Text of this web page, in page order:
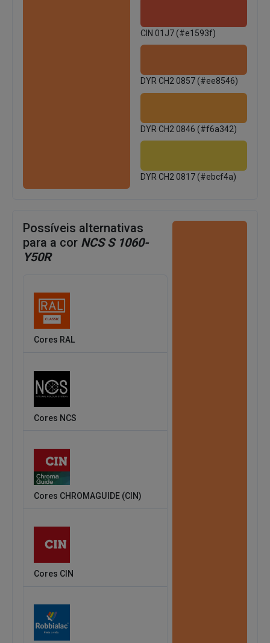
CIN 01J7 (#e1593f)
DYR CH2 0857 (#ee8546)
DYR CH2 0846 (#f6a342)
DYR CH2 0817 (#ebcf4a)
Possíveis alternativas
para a cor NCS S 1060-
Y50R
Cores RAL
Cores NCS
Cores CHROMAGUIDE (CIN)
Cores CIN